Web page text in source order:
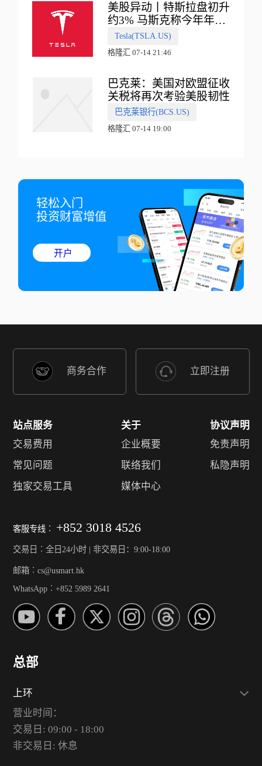
美股异动丨特斯拉盘初升
约3% 马斯克称今年年底
会有‘史诗级震撼’的演示
Tesla(TSLA.US)
格隆汇 07-14 21:46
巴克莱：美国对欧盟征收
关税将再次考验美股韧性
巴克莱银行(BCS.US)
格隆汇 07-14 19:00
轻松入门
投资财富增值
开户
商务合作 立即注册
站点服务
交易费用
常见问题
独家交易工具
关于
企业概要
联络我们
媒体中心
协议声明
免责声明
私隐声明
客服专线︰ +852 3018 4526
交易日︰全日24小时 | 非交易日：9:00-18:00
邮箱︰cs@usmart.hk
WhatsApp︰+852 5989 2641
总部
上环
营业时间：
交易日: 09:00 - 18:00
非交易日: 休息